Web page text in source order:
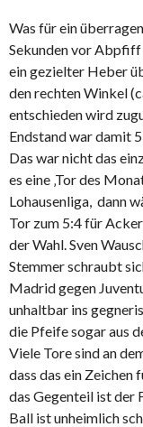
Was für ein
Sekunden vor Abpfiff
ein gezielter Heber
den rechten Winkel
entschieden wird
Endstand war damit
Das war nicht das
es eine ‚Tor des
Lohausenliga, dann
Tor zum 5:4 für
der Wahl. Sven
Stemmer schraubt
Madrid gegen
unhaltbar ins
die Pfeife sogar aus
Viele Tore sind an
dass das ein
das Gegenteil ist der
Ball ist unheimlich